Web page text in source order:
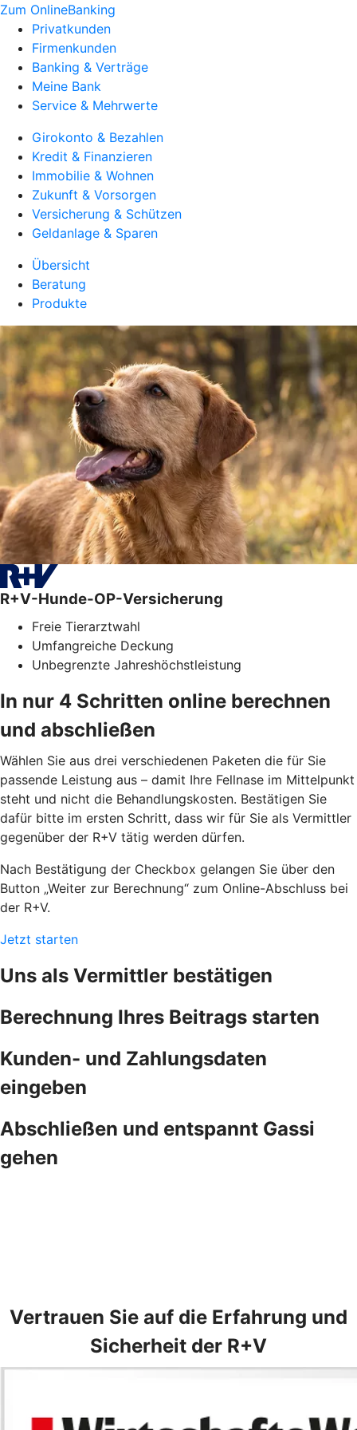
Zum OnlineBanking
Privatkunden
Firmenkunden
Banking & Verträge
Meine Bank
Service & Mehrwerte
Girokonto & Bezahlen
Kredit & Finanzieren
Immobilie & Wohnen
Zukunft & Vorsorgen
Versicherung & Schützen
Geldanlage & Sparen
Übersicht
Beratung
Produkte
R+V-Hunde-OP-Versicherung
Freie Tierarztwahl
Umfangreiche Deckung
Unbegrenzte Jahreshöchstleistung
In nur 4 Schritten online berechnen
und abschließen
Wählen Sie aus drei verschiedenen Paketen die für Sie
passende Leistung aus – damit Ihre Fellnase im Mittelpunkt
steht und nicht die Behandlungskosten. Bestätigen Sie
dafür bitte im ersten Schritt, dass wir für Sie als Vermittler
gegenüber der R+V tätig werden dürfen.
Nach Bestätigung der Checkbox gelangen Sie über den
Button „Weiter zur Berechnung“ zum Online-Abschluss bei
der R+V.
Jetzt starten
Uns als Vermittler bestätigen
Berechnung Ihres Beitrags starten
Kunden- und Zahlungsdaten
eingeben
Abschließen und entspannt Gassi
gehen
Vertrauen Sie auf die Erfahrung und
Sicherheit der R+V